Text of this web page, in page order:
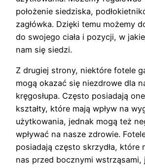
położenie siedziska,
zagłówka. Dzięki temu możemy
do swojego ciała i pozycji, w
nam się siedzi.
Z drugiej strony, niektóre fotele
mogą okazać się niezdrowe dla
kręgosłupa. Często posiadają
kształty, które mają wpływ na
użytkowania, jednak mogą też
wpływać na nasze zdrowie.
posiadają często skrzydła, które
nas przed bocznymi wstrząsami,